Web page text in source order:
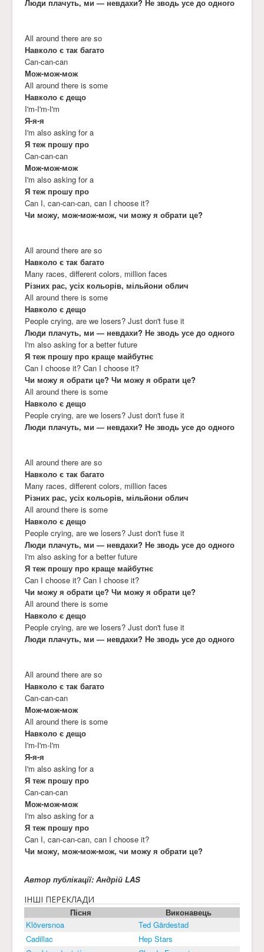
Люди плачуть, ми — невдахи? Не зводь усе до одного
All around there are so
Навколо є так багато
Can-can-can
Мож-мож-мож
All around there is some
Навколо є дещо
I'm-I'm-I'm
Я-я-я
I'm also asking for a
Я теж прошу про
Can-can-can
Мож-мож-мож
I'm also asking for a
Я теж прошу про
Can I, can-can-can, can I choose it?
Чи можу, мож-мож-мож, чи можу я обрати це?
All around there are so
Навколо є так багато
Many races, different colors, million faces
Різних рас, усіх кольорів, мільйони облич
All around there is some
Навколо є дещо
People crying, are we losers? Just don't fuse it
Люди плачуть, ми — невдахи? Не зводь усе до одного
I'm also asking for a better future
Я теж прошу про краще майбутнє
Can I choose it? Can I choose it?
Чи можу я обрати це? Чи можу я обрати це?
All around there is some
Навколо є дещо
People crying, are we losers? Just don't fuse it
Люди плачуть, ми — невдахи? Не зводь усе до одного
All around there are so
Навколо є так багато
Many races, different colors, million faces
Різних рас, усіх кольорів, мільйони облич
All around there is some
Навколо є дещо
People crying, are we losers? Just don't fuse it
Люди плачуть, ми — невдахи? Не зводь усе до одного
I'm also asking for a better future
Я теж прошу про краще майбутнє
Can I choose it? Can I choose it?
Чи можу я обрати це? Чи можу я обрати це?
All around there is some
Навколо є дещо
People crying, are we losers? Just don't fuse it
Люди плачуть, ми — невдахи? Не зводь усе до одного
All around there are so
Навколо є так багато
Can-can-can
Мож-мож-мож
All around there is some
Навколо є дещо
I'm-I'm-I'm
Я-я-я
I'm also asking for a
Я теж прошу про
Can-can-can
Мож-мож-мож
I'm also asking for a
Я теж прошу про
Can I, can-can-can, can I choose it?
Чи можу, мож-мож-мож, чи можу я обрати це?
Автор публікації: Андрій LAS
ІНШІ ПЕРЕКЛАДИ
Пісня
Виконавець
Klöversnoa
Ted Gärdestad
Cadillac
Hep Stars